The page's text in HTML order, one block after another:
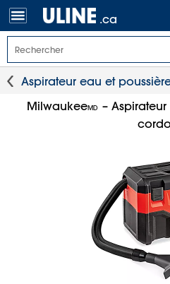
.ca
Aspirateur eau et
MilwaukeeMD –